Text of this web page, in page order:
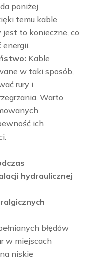
poniżej
temu kable
jest to konieczne, co
Kable
w taki sposób,
rury i
Warto
ich
hydraulicznej
błędów
w miejscach
niskie